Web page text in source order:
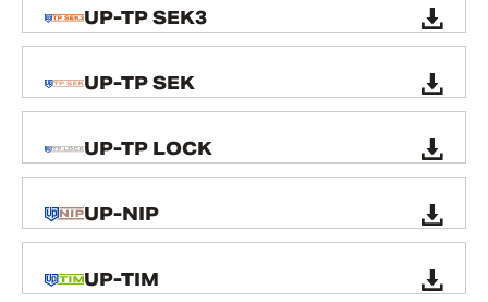
UP-TP SEK3
UP-TP SEK
UP-TP LOCK
UP-NIP
UP-TIM